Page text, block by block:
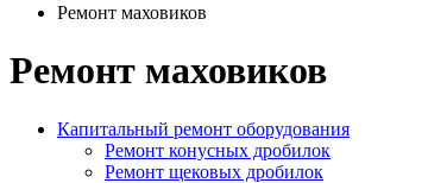
Ремонт маховиков
Ремонт маховиков
Капитальный ремонт оборудования
Ремонт конусных дробилок
Ремонт щековых дробилок